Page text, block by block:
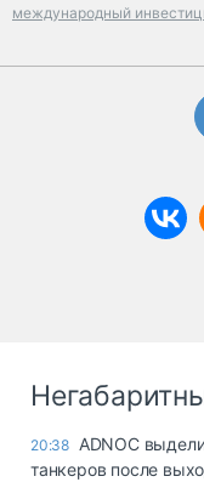
международный
20:38 ADNOC
танкеров после